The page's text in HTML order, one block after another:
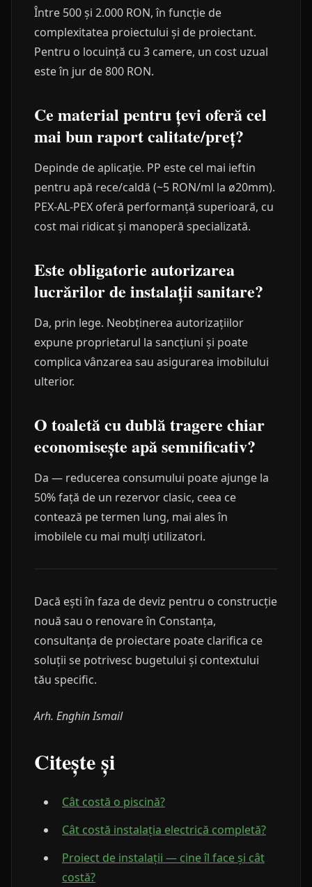
Între 500 și 2.000 RON, în funcție de
complexitatea proiectului și de proiectant.
Pentru o locuință cu 3 camere, un cost uzual
este în jur de 800 RON.
Ce material pentru țevi oferă cel
mai bun raport calitate/preț?
Depinde de aplicație. PP este cel mai ieftin
pentru apă rece/caldă (~5 RON/ml la ø20mm).
PEX-AL-PEX oferă performanță superioară, cu
cost mai ridicat și manoperă specializată.
Este obligatorie autorizarea
lucrărilor de instalații sanitare?
Da, prin lege. Neobținerea autorizațiilor
expune proprietarul la sancțiuni și poate
complica vânzarea sau asigurarea imobilului
ulterior.
O toaletă cu dublă tragere chiar
economisește apă semnificativ?
Da — reducerea consumului poate ajunge la
50% față de un rezervor clasic, ceea ce
contează pe termen lung, mai ales în
imobilele cu mai mulți utilizatori.
Dacă ești în faza de deviz pentru o construcție
nouă sau o renovare în Constanța,
consultanța de proiectare poate clarifica ce
soluții se potrivesc bugetului și contextului
tău specific.
Arh. Enghin Ismail
Citește și
Cât costă o piscină?
Cât costă instalația electrică completă?
Proiect de instalații — cine îl face și cât
costă?